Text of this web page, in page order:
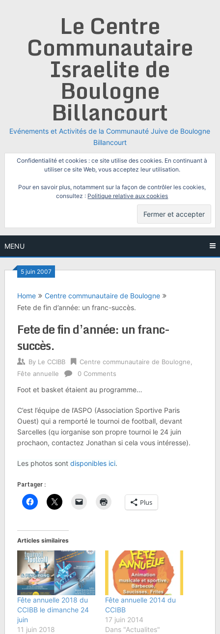
Le Centre
Communautaire
Israelite de
Boulogne
Billancourt
Evénements et Activités de la Communauté Juive de Boulogne
Billancourt
Confidentialité et cookies : ce site utilise des cookies. En continuant à
utiliser ce site Web, vous acceptez leur utilisation.
Pour en savoir plus, notamment sur la façon de contrôler les cookies,
consultez : Politique relative aux cookies
MENU
5 juin 2007
Home
Centre communautaire de Boulogne
Fete de fin d’année: un franc-succès.
Fete de fin d’année: un franc-
succès.
By Le CCIBB Centre communautaire de Boulogne
Fête annuelle
0 Comments
Foot et basket étaient au programme…
C’est l’équipe de l’ASPO (Association Sportive Paris
Ouest) qui a remporté le tournoi de football, devant
Sarcelles (qu iorganise son propre tournoi le 24 juin
prochaon, contactez Jonathan si cela vous intéresse).
Les photos sont disponibles ici.
Partager :
Plus
Articles similaires
Fête annuelle 2018 du
CCIBB le dimanche 24
juin
11 juin 2018
Fête annuelle 2014 du
CCIBB
17 juin 2014
Dans "Actualites"